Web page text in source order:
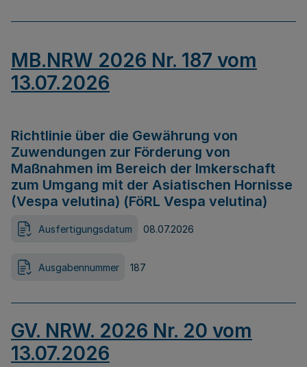
MB.NRW 2026 Nr. 187 vom
13.07.2026
Richtlinie über die Gewährung von
Zuwendungen zur Förderung von
Maßnahmen im Bereich der Imkerschaft
zum Umgang mit der Asiatischen Hornisse
(Vespa velutina) (FöRL Vespa velutina)
Ausfertigungsdatum 08.07.2026
Ausgabennummer 187
GV. NRW. 2026 Nr. 20 vom
13.07.2026